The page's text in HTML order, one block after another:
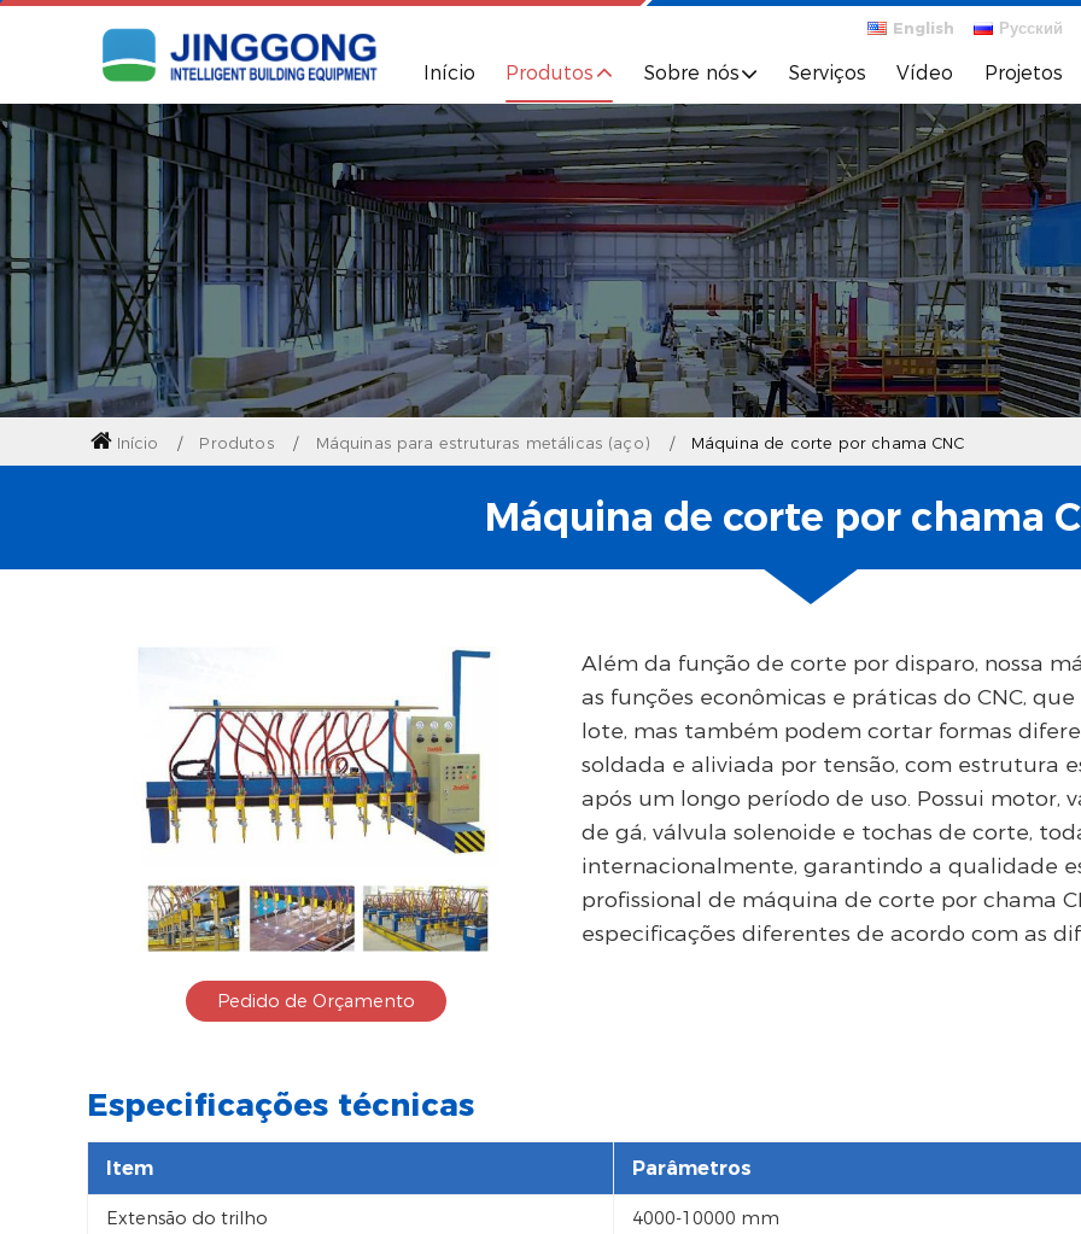
English Русский
Início Produtos Sobre nós Serviços Vídeo Projetos
Início Produtos Máquinas para estruturas metálicas (aço) Máquina de corte por chama CNC
Máquina de corte por chama
Pedido de Orçamento
Além da função de corte por disparo, nossa
as funções econômicas e práticas do CNC,
lote, mas também podem cortar formas
soldada e aliviada por tensão, com estrutura
após um longo período de uso. Possui motor,
de gá, válvula solenoide e tochas de corte,
internacionalmente, garantindo a qualidade
profissional de máquina de corte por chama
especificações diferentes de acordo com as
Especificações técnicas
Item Parâmetros
Extensão do trilho 4000-10000 mm